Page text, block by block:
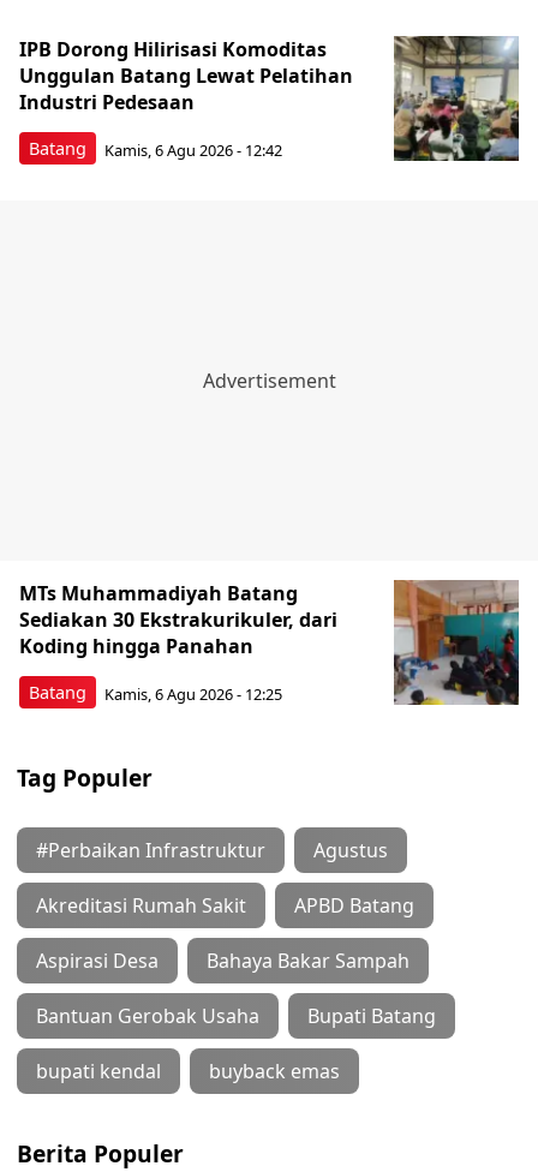
Batang
IPB Dorong Hilirisasi Komoditas
Unggulan Batang Lewat Pelatihan
Industri Pedesaan
Kamis, 6 Agu 2026 - 12:42
Batang
MTs Muhammadiyah Batang
Sediakan 30 Ekstrakurikuler, dari
Koding hingga Panahan
Kamis, 6 Agu 2026 - 12:25
Tag Populer
#Perbaikan Infrastruktur Agustus
Akreditasi Rumah Sakit APBD Batang
Aspirasi Desa Bahaya Bakar Sampah
Bantuan Gerobak Usaha Bupati Batang
bupati kendal buyback emas
Berita Populer